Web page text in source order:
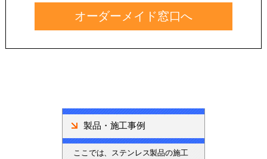
オーダーメイド窓口へ
製品・施工事例
ここでは、ステンレス製品の施工